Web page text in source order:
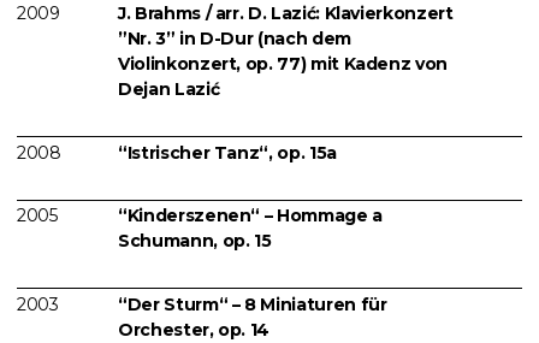
2009
J. Brahms / arr. D. Lazić: Klavierkonzert
”Nr. 3” in D-Dur (nach dem
Violinkonzert, op. 77) mit Kadenz von
Dejan Lazić
2008 “Istrischer Tanz“, op. 15a
2005
“Kinderszenen“ – Hommage a
Schumann, op. 15
2003
“Der Sturm“ – 8 Miniaturen für
Orchester, op. 14